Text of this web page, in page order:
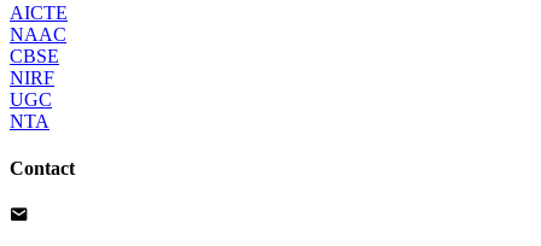
AICTE
NAAC
CBSE
NIRF
UGC
NTA
Contact